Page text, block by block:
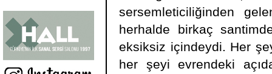
sersemleticiliğinden
herhalde birkaç
eksiksiz içindeydi. Her
her şeyi evrendeki